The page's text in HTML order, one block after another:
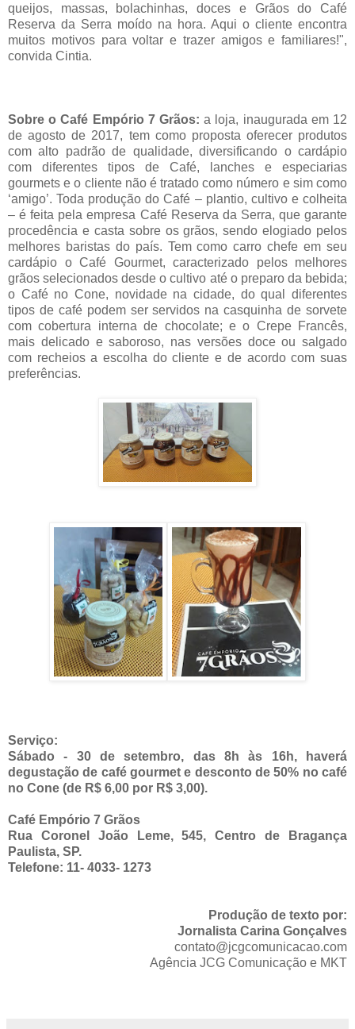
queijos, massas, bolachinhas, doces e Grãos do Café
Reserva da Serra moído na hora. Aqui o cliente encontra
muitos motivos para voltar e trazer amigos e familiares!",
convida Cintia.
Sobre o Café Empório 7 Grãos:a loja, inaugurada em 12
de agosto de 2017, tem como proposta oferecer produtos
com alto padrão de qualidade, diversificando o cardápio
com diferentes tipos de Café, lanches e especiarias
gourmets e o cliente não é tratado como número e sim como
‘amigo’. Toda produção do Café – plantio, cultivo e colheita
– é feita pela empresa Café Reserva da Serra, que garante
procedência e casta sobre os grãos, sendo elogiado pelos
melhores baristas do país. Tem como carro chefe em seu
cardápio o Café Gourmet, caracterizado pelos melhores
grãos selecionados desde o cultivo até o preparo da bebida;
o Café no Cone, novidade na cidade, do qual diferentes
tipos de café podem ser servidos na casquinha de sorvete
com cobertura interna de chocolate; e o Crepe Francês,
mais delicado e saboroso, nas versões doce ou salgado
com recheios a escolha do cliente e de acordo com suas
preferências.
Serviço:
Sábado - 30 de setembro, das 8h às 16h, haverá
degustação de café gourmet e desconto de 50% no café
no Cone (de R$ 6,00 por R$ 3,00).
Café Empório 7 Grãos
Rua Coronel João Leme, 545, Centro de Bragança
Paulista, SP.
Telefone: 11- 4033- 1273
Produção de texto por:
Jornalista Carina Gonçalves
contato@jcgcomunicacao.com
Agência JCG Comunicação e MKT